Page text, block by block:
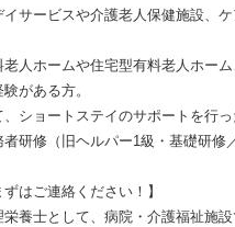
イサービスや介護老人保健施設、
老人ホームや住宅型有料老人ホー
がある方。
、ショートステイのサポートを行っ
者研修（旧ヘルパー1級・基礎研修
ずはご連絡ください！】
栄養士として、病院・介護福祉施